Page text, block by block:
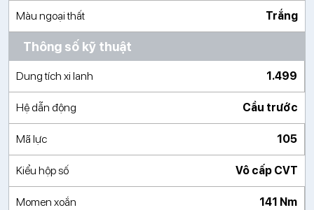
Màu ngoại thất Trắng
Thông số kỹ thuật
Dung tích xi lanh 1.499
Hệ dẫn động Cầu trước
Mã lực 105
Kiểu hộp số Vô cấp CVT
Momen xoắn 141 Nm